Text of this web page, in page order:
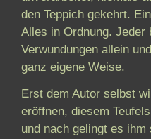
den Teppich gekehrt.
Alles in Ordnung. Jeder
Verwundungen allein
ganz eigene Weise.
Erst dem Autor selbst
eröffnen, diesem
und nach gelingt es